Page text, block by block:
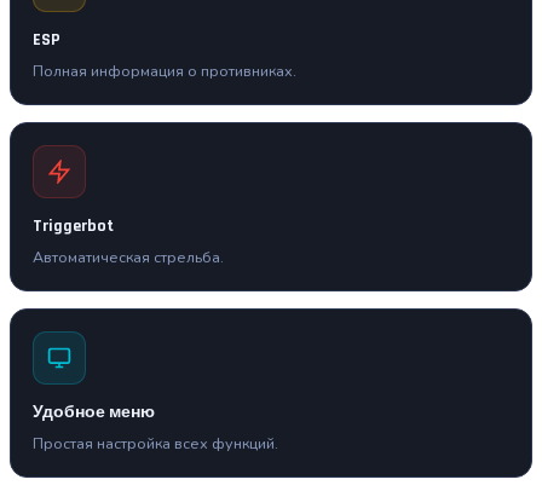
ESP
Полная информация о противниках.
Triggerbot
Автоматическая стрельба.
Удобное меню
Простая настройка всех функций.